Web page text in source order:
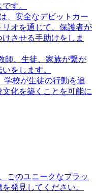
す。
、安全なデビットカー
リオを通じて、保護者が
させる手助けをしま
師、生徒、家族が繋が
をします。
学校が生徒の行動を追
化を築くことを可能に
このユニークなプラッ
発見してください。